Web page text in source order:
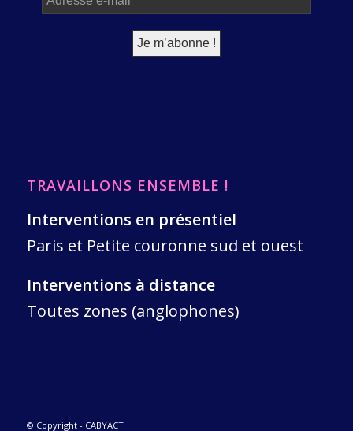
TRAVAILLONS ENSEMBLE !
Interventions en présentiel
Paris et Petite couronne sud et ouest
Interventions à distance
Toutes zones (anglophones)
© Copyright - CABYACT